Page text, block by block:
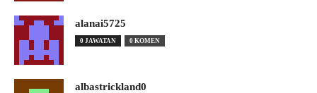
alanai5725
0 JAWATAN 0 KOMEN
albastrickland0